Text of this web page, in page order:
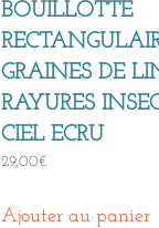
BOUILLOTTE
GRAINES DE
RAYURES
CIEL ECRU
29,00€
Ajouter au panier